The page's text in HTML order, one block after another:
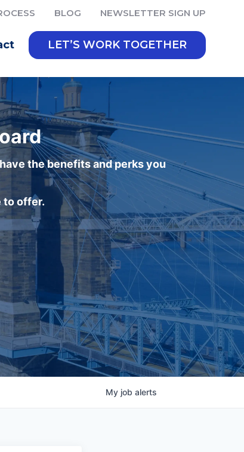
BLOG NEWSLETTER SIGN UP
LET’S WORK TOGETHER
the benefits and perks you
to offer.
My job alerts